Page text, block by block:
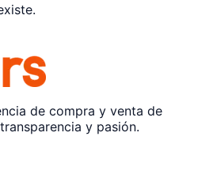
de compra y venta de
y pasión.